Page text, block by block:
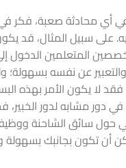
أي محادثة صعبة، فكر
على سبيل المثال، قد
المتعلمين الدخول
عن نفسه بسهولة؛
لا يكون الأمر بهذه
مشابه لدور الخبير،
سائق الشاحنة
أن تكون بجانبك